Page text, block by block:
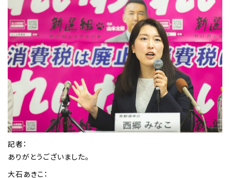
記者：
ありがとうございました。
大石あきこ：